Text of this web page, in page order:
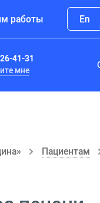
работы En
41-31
мне
Пациентам